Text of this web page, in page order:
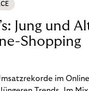
Jung und
Shopping
im